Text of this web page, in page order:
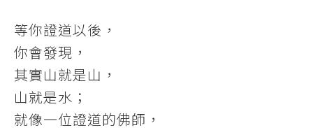
等你證道以後，
你會發現，
其實山就是山，
山就是水；
就像一位證道的佛師，